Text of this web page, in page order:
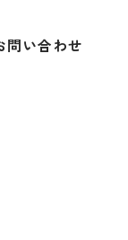
問い合わせ